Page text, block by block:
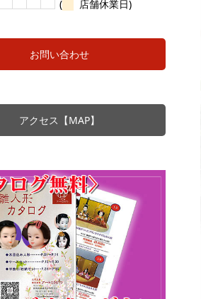
(
店舗休業日)
お問い合わせ
アクセス【MAP】